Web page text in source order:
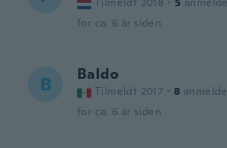
for ca. 6 år siden
B Baldo
Tilmeldt 2017 · 8
for ca. 6 år siden